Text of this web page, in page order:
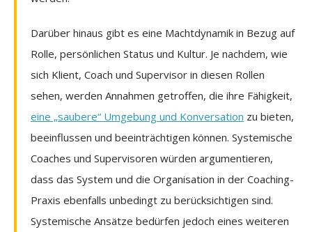
Darüber hinaus gibt es eine Machtdynamik in Bezug auf
Rolle, persönlichen Status und Kultur. Je nachdem, wie
sich Klient, Coach und Supervisor in diesen Rollen
sehen, werden Annahmen getroffen, die ihre Fähigkeit,
eine „saubere“ Umgebung und Konversation zu bieten,
beeinflussen und beeinträchtigen können. Systemische
Coaches und Supervisoren würden argumentieren,
dass das System und die Organisation in der Coaching-
Praxis ebenfalls unbedingt zu berücksichtigen sind.
Systemische Ansätze bedürfen jedoch eines weiteren